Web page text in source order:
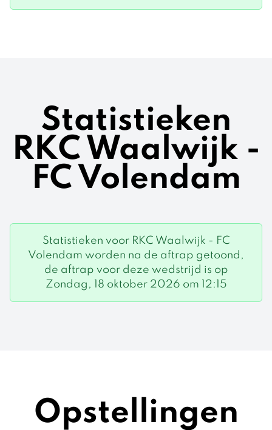
Statistieken
RKC Waalwijk -
FC Volendam
Statistieken voor RKC Waalwijk - FC
Volendam worden na de aftrap getoond,
de aftrap voor deze wedstrijd is op
Zondag, 18 oktober 2026 om 12:15
Opstellingen